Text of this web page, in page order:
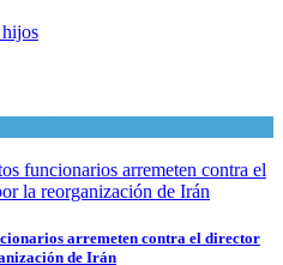
arremeten contra el director
de Irán